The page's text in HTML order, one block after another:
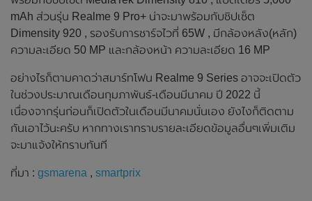
mAh ส่วนรุ่น Realme 9 Pro+ น่าจะมาพร้อมกับชิปเซ็ต
Dimensity 920 , รองรับการชาร์จไวที่ 65W , มีกล้องหลัง(หลัก)
ความละเอียด 50 MP และกล้องหน้า ความละเอียด 16 MP
อย่างไรก็ตามคาดว่าสมาร์ทโฟน Realme 9 Series อาจจะเปิดตัว
ในช่วงประมาณเดือนกุมภาพันธ์-เดือนมีนาคม ปี 2022 นี้
เนื่องจากรุ่นก่อนก็เปิดตัวในเดือนมีนาคมนั่นเอง ยังไงก็ติดตาม
กันเอาไว้นะครับ หากทางเราทราบรายละเอียดข้อมูลอื่นๆเพิ่มเติม
จะมาแจ้งให้ทราบทันที
ที่มา : gsmarena , smartprix